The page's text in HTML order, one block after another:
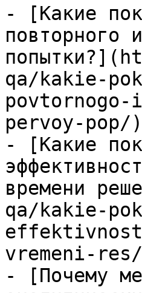
- [Какие
повторного
qa/kakie-
pervoy-pop/)
- [Какие
времени
qa/kakie-
vremeni-
- [Почему